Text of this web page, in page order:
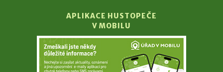
APLIKACE HUSTOPEČE
V MOBILU